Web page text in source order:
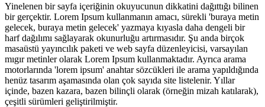
Yinelenen bir sayfa içeriğinin okuyucunun dikkatini dağıttığı bilinen
bir gerçektir. Lorem Ipsum kullanmanın amacı, sürekli 'buraya metin
gelecek, buraya metin gelecek' yazmaya kıyasla daha dengeli bir
harf dağılımı sağlayarak okunurluğu artırmasıdır. Şu anda birçok
masaüstü yayıncılık paketi ve web sayfa düzenleyicisi, varsayılan
mıgır metinler olarak Lorem Ipsum kullanmaktadır. Ayrıca arama
motorlarında 'lorem ipsum' anahtar sözcükleri ile arama yapıldığında
henüz tasarım aşamasında olan çok sayıda site listelenir. Yıllar
içinde, bazen kazara, bazen bilinçli olarak (örneğin mizah katılarak),
çeşitli sürümleri geliştirilmiştir.